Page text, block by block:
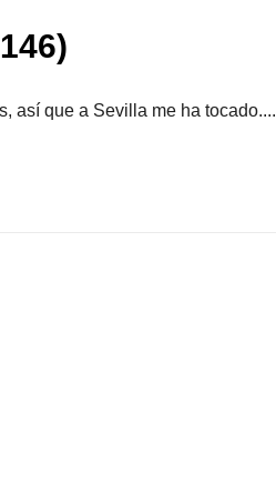
así que a Sevilla me ha tocado....